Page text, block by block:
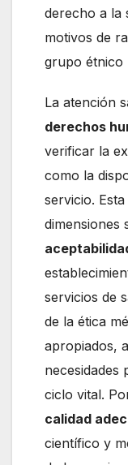
derecho a la
motivos de
grupo étnico
La atención
derechos
verificar la
como la
servicio.
dimensiones
servicios de
de la ética
apropiados,
necesidades
ciclo vital.
calidad
científico y